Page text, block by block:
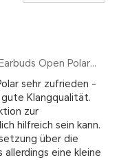
Durch HONOR Earbuds Open Polar Gold
sehr zufrieden -
Klangqualität.
zur
hilfreich sein kann.
über die
allerdings eine kleine